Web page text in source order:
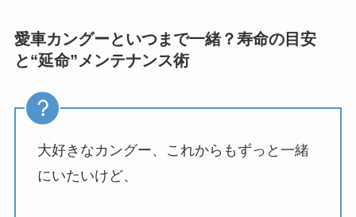
愛車カングーといつまで一緒？寿命の目安
と“延命”メンテナンス術
大好きなカングー、これからもずっと一緒
にいたいけど、